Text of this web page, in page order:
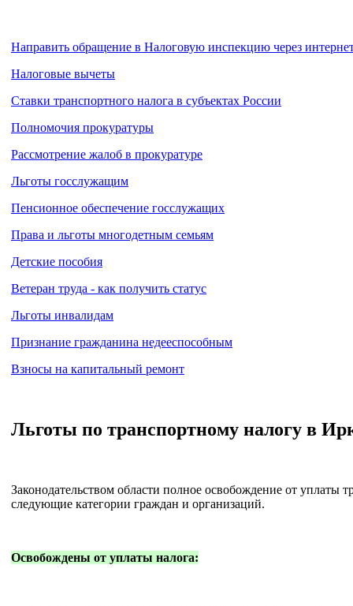
Направить обращение в Налоговую инспекцию через
Налоговые вычеты
Ставки транспортного налога в субъектах России
Полномочия прокуратуры
Рассмотрение жалоб в прокуратуре
Льготы госслужащим
Пенсионное обеспечение госслужащих
Права и льготы многодетным семьям
Детские пособия
Ветеран труда - как получить статус
Льготы инвалидам
Признание гражданина недееспособным
Взносы на капитальный ремонт
Льготы по транспортному налогу в
Законодательством области полное освобождение от уплаты
следующие категории граждан и организаций.
Освобождены от уплаты налога: